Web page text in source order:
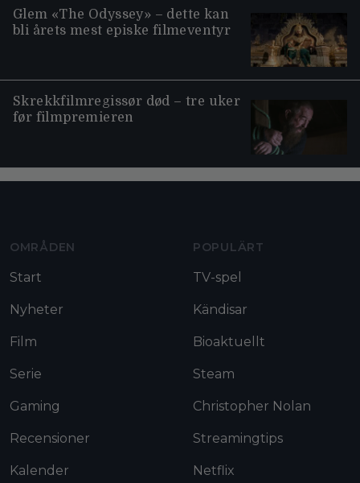
Glem «The Odyssey» – dette kan
bli årets mest episke filmeventyr
Skrekkfilmregissør død – tre uker
før filmpremieren
OMRÅDEN
Start
Nyheter
Film
Serie
Gaming
Recensioner
Kalender
POPULÄRT
TV-spel
Kändisar
Bioaktuellt
Steam
Christopher Nolan
Streamingtips
Netflix